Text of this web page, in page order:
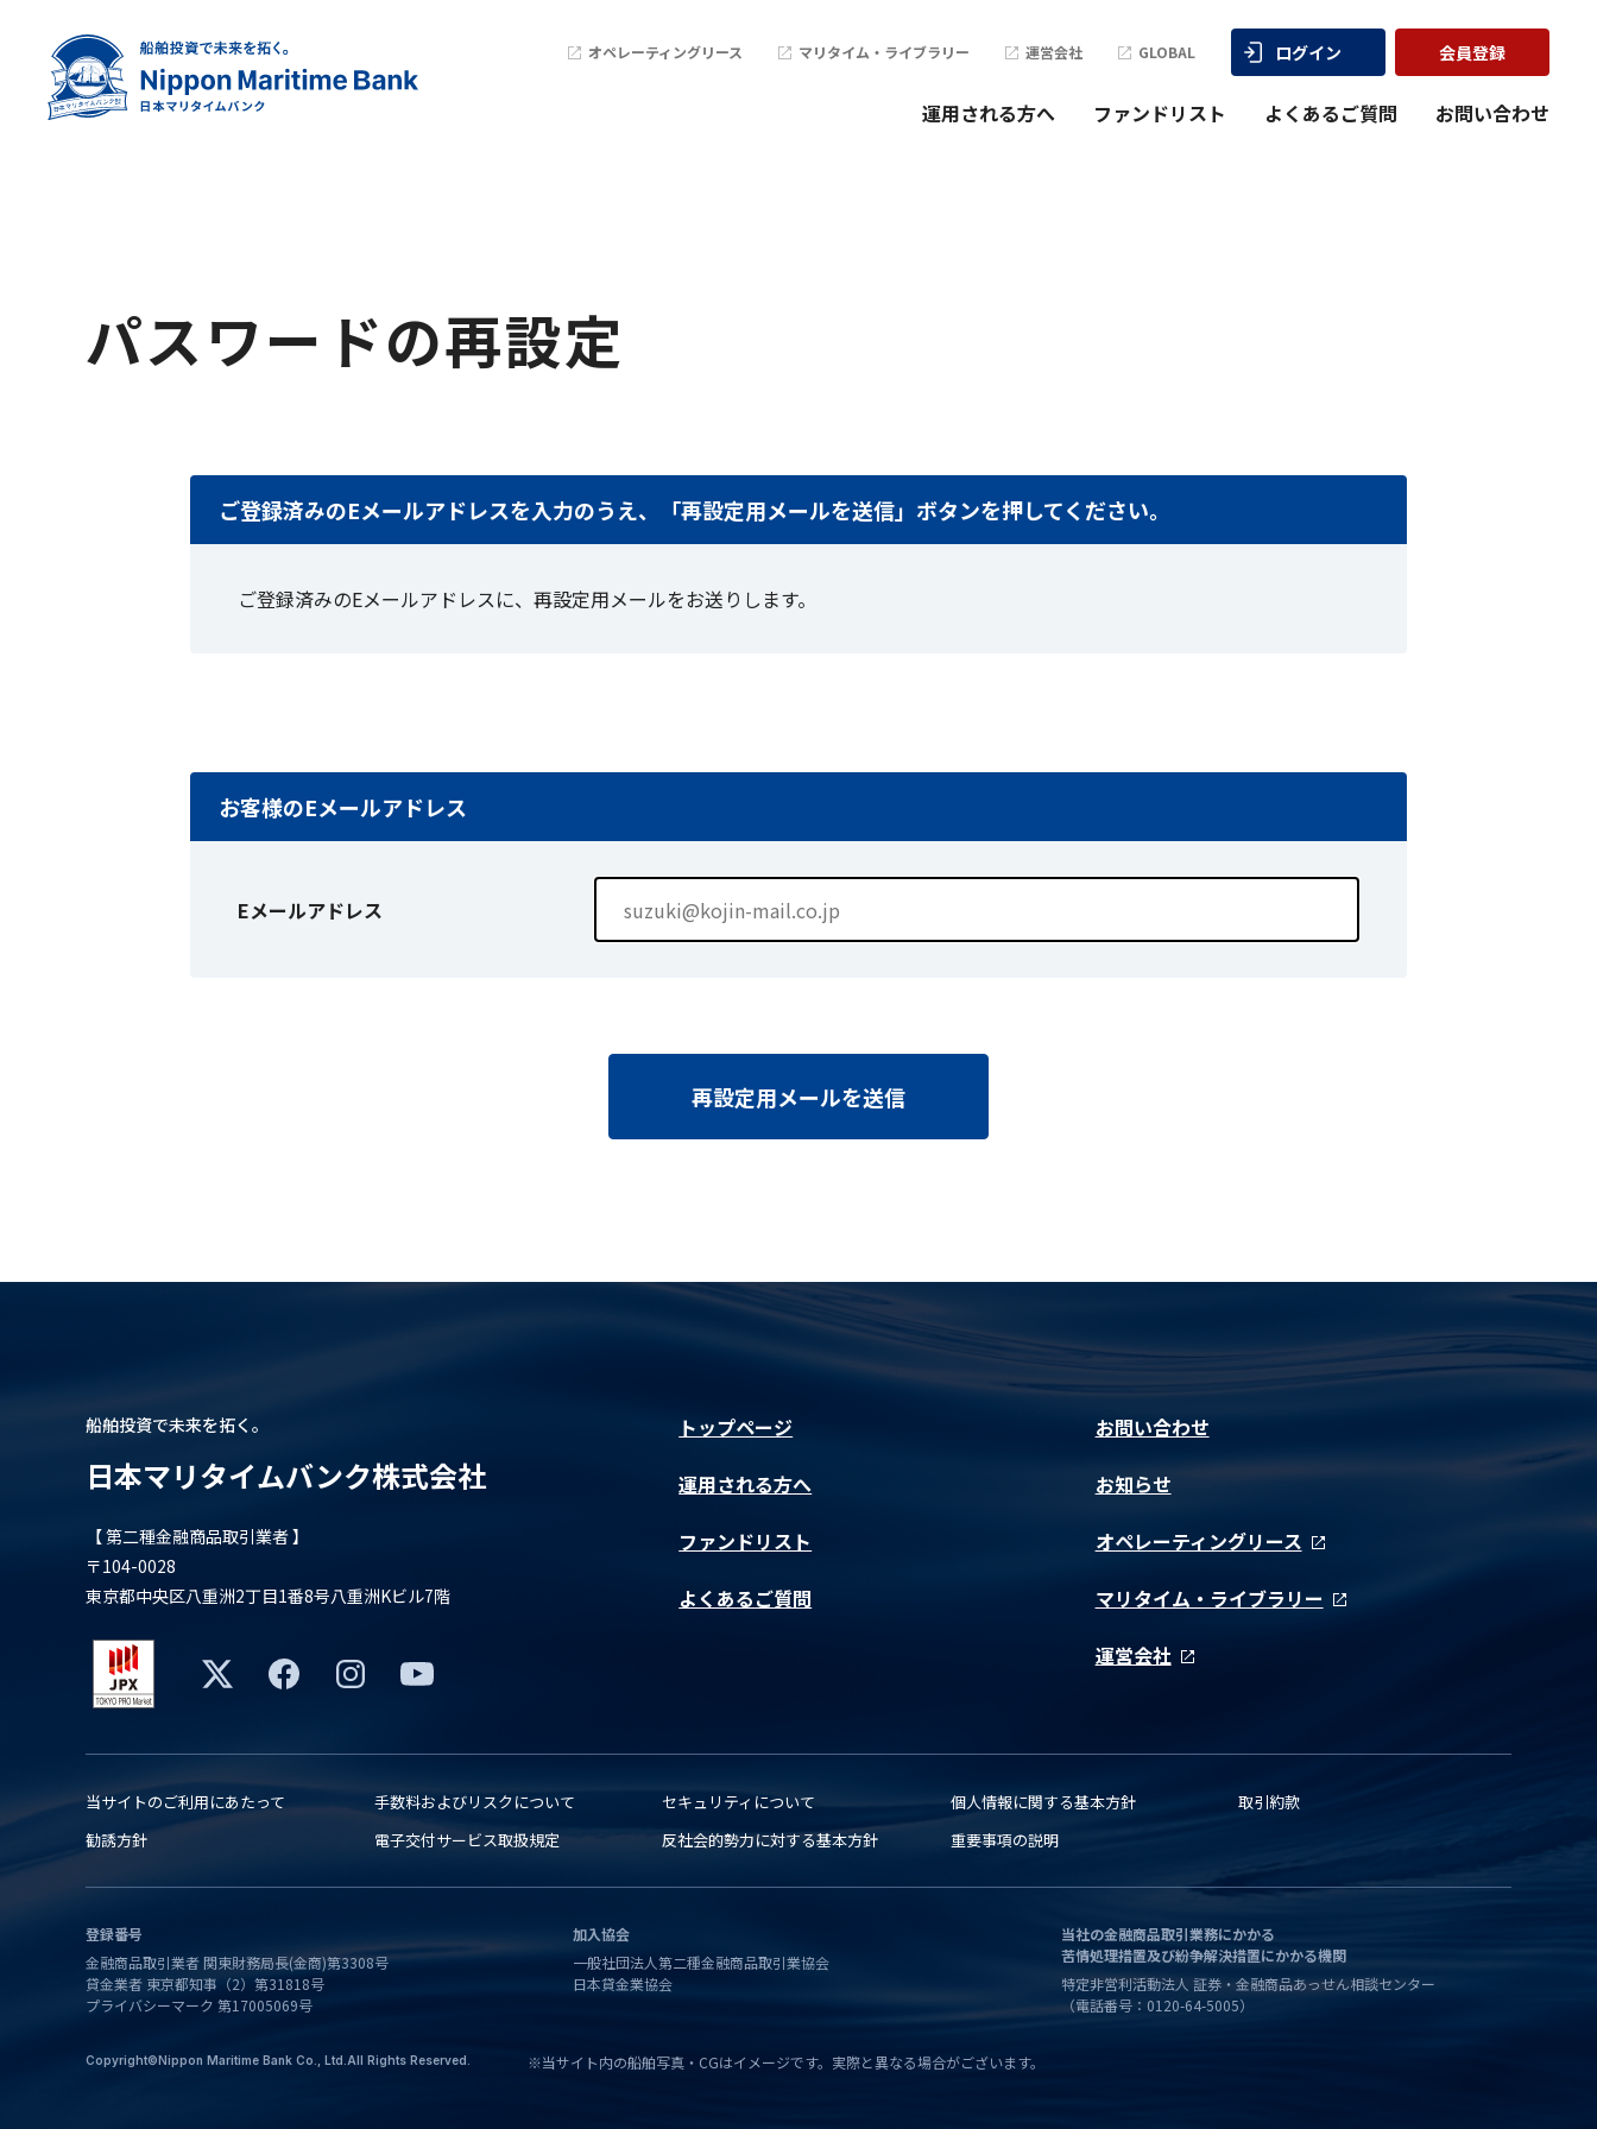
運用される方へ ファンドリスト よくあるご質問 お問い合わせ
オペレーティングリース マリタイム・ライブラリー 運営会社 GLOBAL ログイン 会員登録
パスワードの再設定
ご登録済みのEメールアドレスを入力のうえ、「再設定用メールを送信」ボタンを押してください。
ご登録済みのEメールアドレスに、再設定用メールをお送りします。
お客様のEメールアドレス
Eメールアドレス
再設定用メールを送信
船舶投資で未来を拓く。
日本マリタイムバンク株式会社
【 第二種金融商品取引業者 】
〒104-0028
東京都中央区八重洲2丁目1番8号八重洲Kビル7階
トップページ
運用される方へ
ファンドリスト
よくあるご質問
お問い合わせ
お知らせ
オペレーティングリース
マリタイム・ライブラリー
運営会社
当サイトのご利用にあたって 手数料およびリスクについて セキュリティについて 個人情報に関する基本方針
取引約款
勧誘方針
電子交付サービス取扱規定 反社会的勢力に対する基本方針 重要事項の説明
登録番号
金融商品取引業者 関東財務局長(金商)第3308号
貸金業者 東京都知事（2）第31818号
プライバシーマーク 第17005069号
加入協会
一般社団法人第二種金融商品取引業協会
日本貸金業協会
当社の金融商品取引業務にかかる
苦情処理措置及び紛争解決措置にかかる機関
特定非営利活動法人 証券・金融商品あっせん相談センター
（電話番号：0120-64-5005）
Copyright©Nippon Maritime Bank Co., Ltd.All Rights Reserved. ※当サイト内の船舶写真・CGはイメージです。実際と異なる場合がございます。